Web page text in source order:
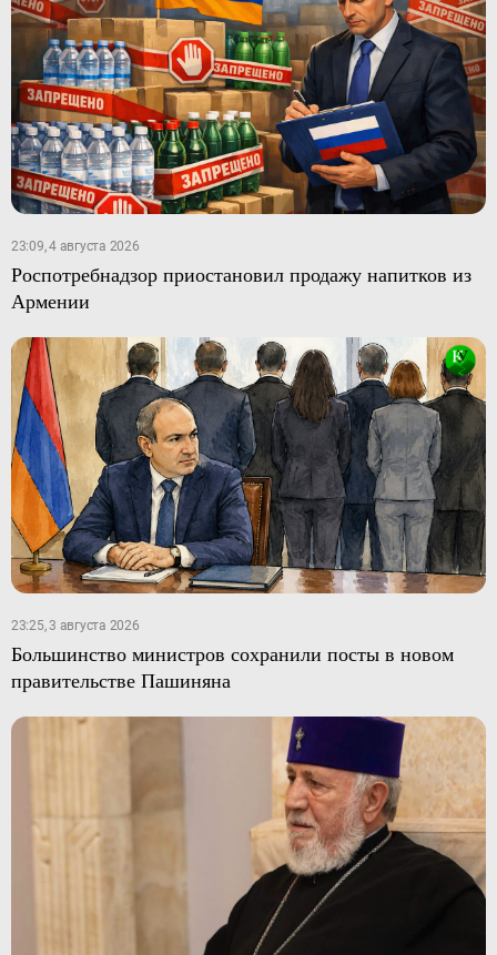
23:09, 4 августа 2026
Роспотребнадзор приостановил продажу напитков из
Армении
23:25, 3 августа 2026
Большинство министров сохранили посты в новом
правительстве Пашиняна